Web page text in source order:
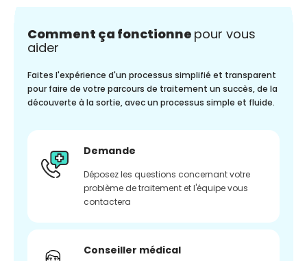
Comment ça fonctionne pour vous
aider
Faites l'expérience d'un processus simplifié et transparent
pour faire de votre parcours de traitement un succès, de la
découverte à la sortie, avec un processus simple et fluide.
Demande
Déposez les questions concernant votre
problème de traitement et l'équipe vous
contactera
Conseiller médical